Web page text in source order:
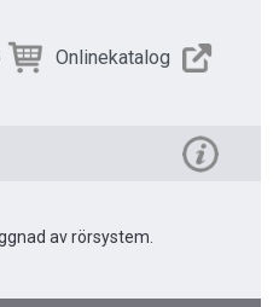
Onlinekatalog
av rörsystem.